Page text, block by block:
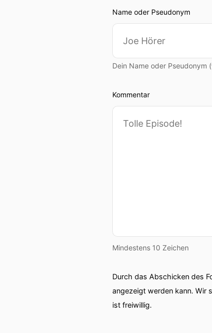
Name oder Pseudonym
Dein Name oder
Kommentar
Mindestens 10 Zeichen
Durch das Abschicken des
angezeigt werden kann. Wir
ist freiwillig.